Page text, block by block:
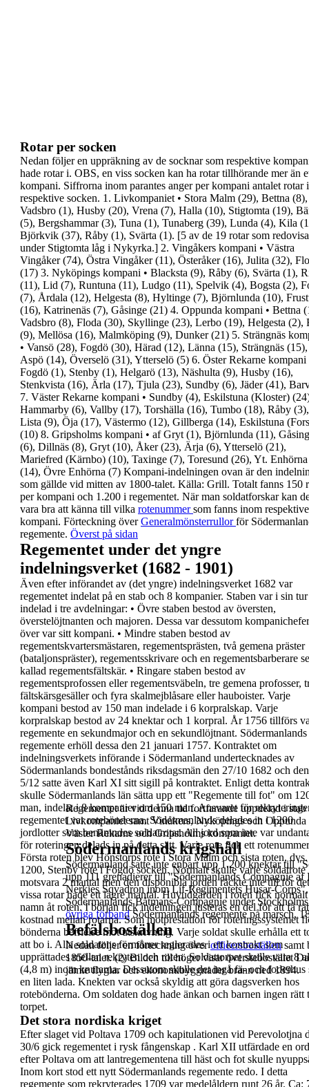
Regementet är vid denna tid fortfarande uppdelad i
Livkompaniet samt Vinåkers, Nyköpings och Oppunda
Väster Rekarne och Gripsholms kompanier.
Södermanlands krigshåll
Södermanland satte inte enbart upp 1.200 knektar till "
upp 111 grenadierer till"Södermanlands Compagnie
Nerkies Sqvadron inom Lif-Regimentets Husar-Corps
SödermanlandsBåtmans-Compagnie under
övriga förband Södermanlands regemente på marsch,
Befälsboställen
Nedan följer en förteckning överofficersboställensamt
1850-talet. (2) Bilden till höger visar överstebostället
jämte flyglar och ekonomibyggnader brannned 1894.
Rotar per socken
Nedan följer en uppräkning av de socknar som respektive
hade rotar i. OBS, en viss socken kan ha rotar tillhörande mer än
kompani. Siffrorna inom parantes anger per kompani antalet rotar i
respektive socken. 1. Livkompaniet • Stora Malm (29), Bettna (8),
Vadsbro (1), Husby (20), Vrena (7), Halla (10), Stigtomta (19),
(5), Bergshammar (3), Tuna (1), Tunaberg (39), Lunda (4), Kila
Björkvik (37), Råby (1), Svärta (1). [5 av de 19 rotar som
under Stigtomta låg i Nykyrka.] 2. Vingåkers kompani • Västra
Vingåker (74), Östra Vingåker (11), Österåker (16), Julita (32),
(17) 3. Nyköpings kompani • Blacksta (9), Råby (6), Svärta (1),
(11), Lid (7), Runtuna (11), Ludgo (11), Spelvik (4), Bogsta (2),
(7), Årdala (12), Helgesta (8), Hyltinge (7), Björnlunda (10),
(16), Katrinenäs (7), Gåsinge (21) 4. Oppunda kompani • Bettna
Vadsbro (8), Floda (30), Skyllinge (23), Lerbo (19), Helgesta (2),
(9), Mellösa (16), Malmköping (9), Dunker (21) 5. Strängnäs
• Vansö (28), Fogdö (30), Härad (12), Länna (15), Strängnäs (15),
Aspö (14), Överselö (31), Ytterselö (5) 6. Öster Rekarne kompani
Fogdö (1), Stenby (1), Helgarö (13), Näshulta (9), Husby (16),
Stenkvista (16), Ärla (17), Tjula (23), Sundby (6), Jäder (41),
7. Väster Rekarne kompani • Sundby (4), Eskilstuna (Kloster)
Hammarby (6), Vallby (17), Torshälla (16), Tumbo (18), Råby (3),
Lista (9), Öja (17), Västermo (12), Gillberga (14), Eskilstuna
(10) 8. Gripsholms kompani • af Gryt (1), Björnlunda (11),
(6), Dillnäs (8), Gryt (10), Åker (23), Ärja (6), Ytterselö (21),
Mariefred (Kärnbo) (10), Taxinge (7), Toresund (26), Yt. Enhörna
(14), Övre Enhörna (7) Kompani-indelningen ovan är den
som gällde vid mitten av 1800-talet. Källa: Grill. Totalt fanns 150
per kompani och 1.200 i regementet. När man soldatforskar kan
vara bra att känna till vilka rotenummersom fanns inom respektive
kompani. Förteckning överGeneralmönsterrullorför
regemente. Överst på sidan
Regementet under det yngre
indelningsverket (1682 - 1901)
Även efter införandet av (det yngre) indelningsverket 1682 var
regementet indelat på en stab och 8 kompanier. Staben var i sin tur
indelad i tre avdelningar: • Övre staben bestod av översten,
överstelöjtnanten och majoren. Dessa vardessutom kompanichefer
över var sitt kompani. • Mindre staben bestod av
regementskvartersmästaren, regementsprästen, två gemena präster
(bataljonspräster), regementsskrivare och en regementsbarberare
kallad regementsfältskär. • Ringare staben bestod av
regementsprofossen eller regementsväbeln, tre gemena profosser,
fältskärsgesäller och fyra skalmejblåsare ellerhauboister. Varje
kompani bestod av 150 man indelade i 6 korpralskap. Varje
korpralskap bestod av 24 knektaroch 1 korpral. År 1756 tillförs
regemente en sekundmajoroch en sekundlöjtnant. Södermanlands
regemente erhöll dessa den 21 januari 1757. Kontraktet om
indelningsverkets införande i Södermanland undertecknades av
Södermanlands bondestånds riksdagsmän den 27/10 1682 och den
5/12 satte även Karl XI sitt sigill på kontraktet. Enligt detta
skulle Södermanlands län sätta upp ett "Regemente till fot" om
man, indelat i 8kompanier om 150 man. Ansvaret för
regementet var rotebönderna. Södermanlandsdelades in i 1200
jordlotter som benämndessoldatrotar. All jord som inte var
förroteringen delads in på detta sätt.Varje rote fick ett
Första roten blevHönstorps rote i Stora Malm och sista roten,
1200, Stenby rote i Fogdö socken.Normalt skulle varje soldatrote
motsvara 2 mantal men den disponibla jorden räckte inte till för
vissa rotar hade ett lägre mantal. Huvudgården iroten fick normalt
namn åt roten. I början fickindelningen justeras en del för att få
kostnad mellan rotarna. Som motprestation för roteringssystemet
bönderna befrielse mot utskrivning. Varje soldat skulle erhålla ett
att bo i. Allasoldatens förmåner reglerades i ettkontraktsom
upprättades mellan rekryten och roten. Soldattorpetskulle vara 8
(4,8 m) inom knutarna. Dessutomskulle det ingå fä- och foderhus
en liten lada. Knekten var också skyldig att göra dagsverken hos
rotebönderna. Om soldaten dog hade änkan och barnen ingen rätt
torpet.
Det stora nordiska kriget
Efter slaget vid Poltava 1709 och kapitulationen vid Perevolotjna
30/6 gick regementet i rysk fångenskap . Karl XII utfärdade en
efter Poltava om att lantregementena till häst och fot skulle
Inom kort stod ett nytt Södermanlands regemente redo. I detta
regemente som rekryterades 1709 varmedelåldern runt 26 år. Ca: